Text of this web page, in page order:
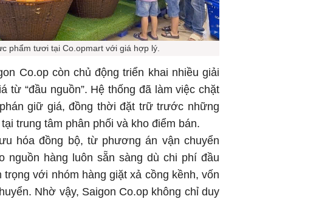
phẩm tươi tại Co.opmart với giá hợp lý.
Co.op còn chủ động triển khai nhiều giải
từ “đầu nguồn”. Hệ thống đã làm việc chặt
giữ giá, đồng thời đặt trữ trước những
trung tâm phân phối và kho điểm bán.
hóa đồng bộ, từ phương án vận chuyển
nguồn hàng luôn sẵn sàng dù chi phí đầu
với nhóm hàng giặt xả cồng kềnh, vốn
Nhờ vậy, Saigon Co.op không chỉ duy